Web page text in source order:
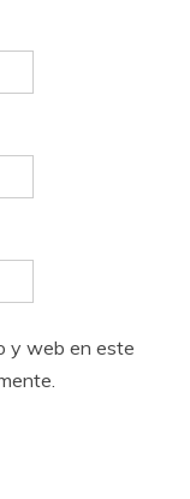
y web en este